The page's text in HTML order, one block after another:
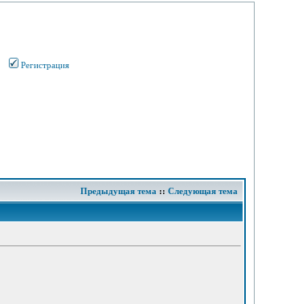
Регистрация
Предыдущая тема :: Следующая тема